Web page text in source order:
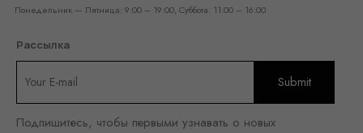
Понедельник — Пятница: 9:00 – 19:00, Суббота: 11:00 – 16:00
Рассылка
Подпишитесь, чтобы первыми узнавать о новых